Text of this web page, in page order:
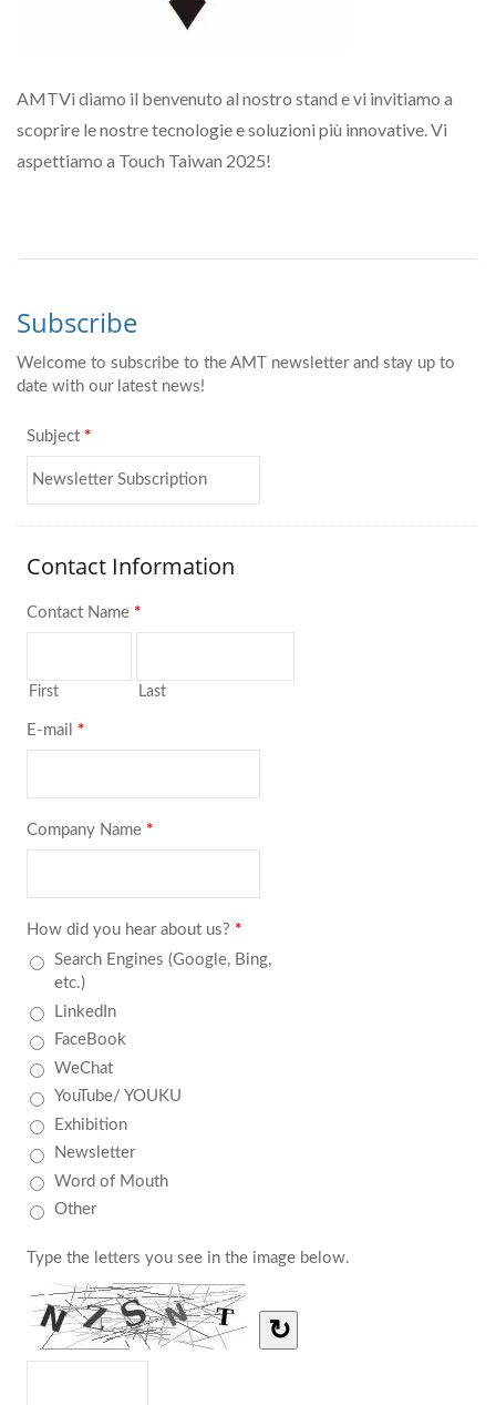
AMTVi diamo il benvenuto al nostro stand e vi invitiamo a
scoprire le nostre tecnologie e soluzioni più innovative. Vi
aspettiamo a Touch Taiwan 2025!